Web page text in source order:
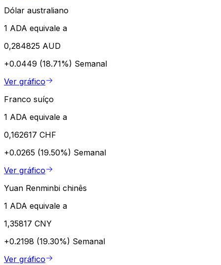
Dólar australiano
1 ADA equivale a
0,284825 AUD
+0.0449 (18.71%) Semanal
Ver gráfico
Franco suíço
1 ADA equivale a
0,162617 CHF
+0.0265 (19.50%) Semanal
Ver gráfico
Yuan Renminbi chinês
1 ADA equivale a
1,35817 CNY
+0.2198 (19.30%) Semanal
Ver gráfico